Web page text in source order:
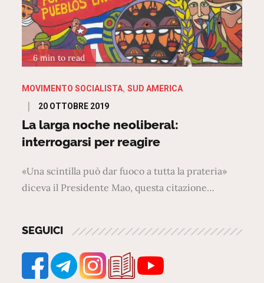
6 min to read
MOVIMENTO SOCIALISTA SUD AMERICA
Posted
on
20 OTTOBRE 2019
La larga noche neoliberal:
interrogarsi per reagire
«Una scintilla può dar fuoco a tutta la prateria»
diceva il Presidente Mao, questa citazione…
SEGUICI